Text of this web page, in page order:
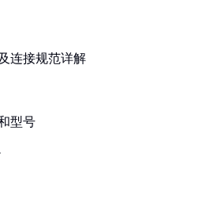
连接规范详解
型号